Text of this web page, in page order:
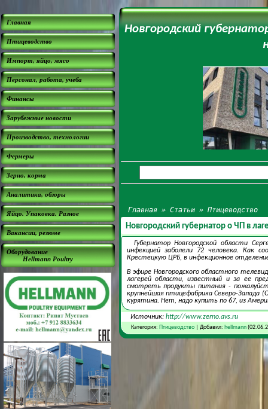
Главная
Птицеводство
Импорт, яйцо, мясо
Персонал, работа, учеба
Финансы
Зарубежные новости
Производство, технологии
Фермеры
Зерно, корма
Аналитика, обзоры
Яйцо. Упаковка. Разное
Вакансии, резюме
Оборудование
Hellmann Poultry
Новгородский
Главная »Статьи »Птицеводство
Новгородский губернатор о ЧП в
Губернатор Новгородской области
инфекцией заболели 72 человека. Как
Крестецкую ЦРБ, в инфекционное
В эфире Новгородского областного
лагерей области, известный и за ее
смотреть продукты питания -
крупнейшая птицефабрика Северо-Запада
курятина. Нет, надо купить по 67, из
Источник: http://www.zerno.avs.ru
Категория: Птицеводство| Добавил: hellmann